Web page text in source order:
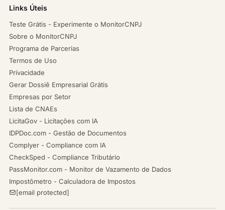
Links Úteis
Teste Grátis - Experimente o MonitorCNPJ
Sobre o MonitorCNPJ
Programa de Parcerias
Termos de Uso
Privacidade
Gerar Dossiê Empresarial Grátis
Empresas por Setor
Lista de CNAEs
LicitaGov - Licitações com IA
IDPDoc.com - Gestão de Documentos
Complyer - Compliance com IA
CheckSped - Compliance Tributário
PassMonitor.com - Monitor de Vazamento de Dados
Impostômetro - Calculadora de Impostos
[email protected]